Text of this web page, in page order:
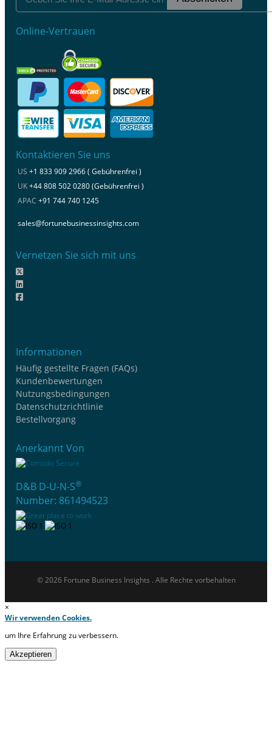
Online-Vertrauen
Kontaktieren Sie uns
US +1 833 909 2966 ( Gebührenfrei )
UK+44 808 502 0280 (Gebührenfrei )
APAC +91 744 740 1245
sales@fortunebusinessinsights.com
Vernetzen Sie sich mit uns
Informationen
Häufig gestellte Fragen (FAQs)
Kundenbewertungen
Nutzungsbedingungen
Datenschutzrichtlinie
Bestellvorgang
Anerkannt Von
D&B D-U-N-S®
Number: 861494523
© 2026 Fortune Business Insights . Alle Rechte vorbehalten
×
Wir verwenden Cookies.
um Ihre Erfahrung zu verbessern.
Akzeptieren